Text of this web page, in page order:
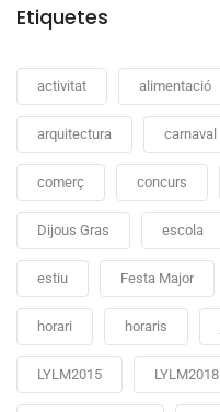
Etiquetes
activitat alimentació
arquitectura carnaval
comerç concurs
Dijous Gras escola
estiu Festa Major
horari horaris
LYLM2015 LYLM2018